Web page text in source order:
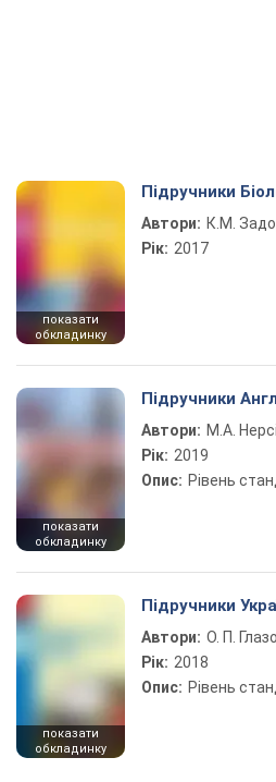
показати
обкладинку
Підручники
Автори: К.М.
Рік: 2017
показати
обкладинку
Підручники
Автори: М.А.
Рік: 2019
Опис: Рівень
показати
обкладинку
Підручники
Автори: О. П.
Рік: 2018
Опис: Рівень